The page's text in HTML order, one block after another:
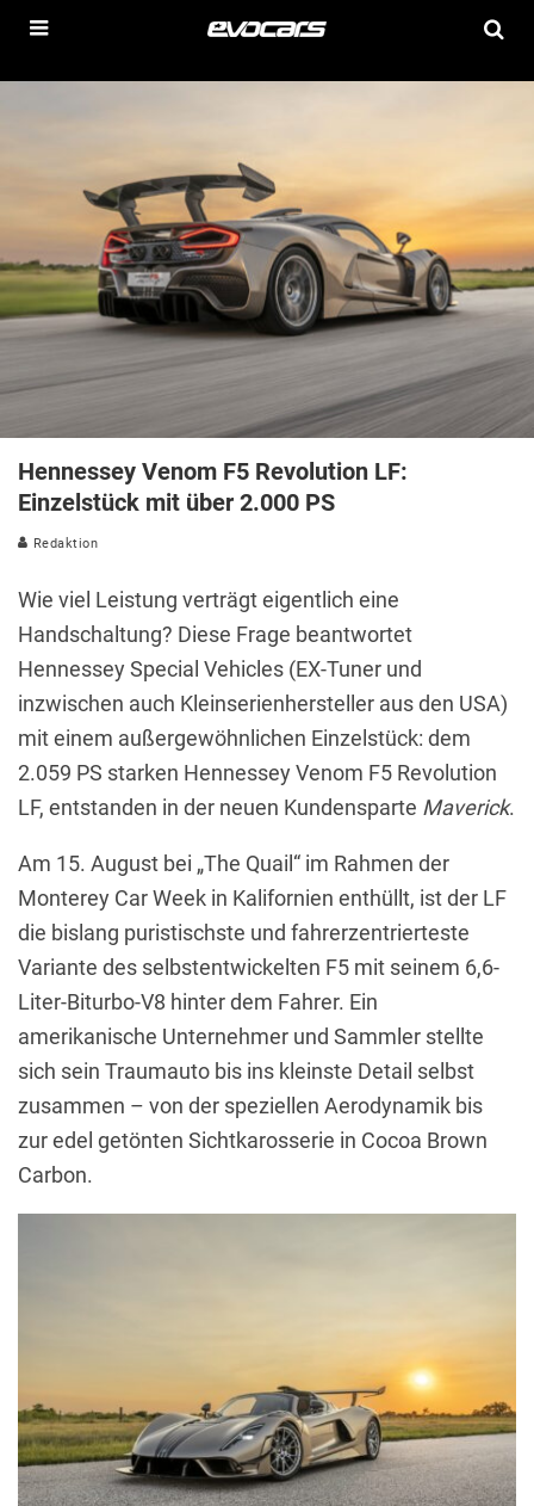
Hennessey Venom F5 Revolution LF:
Einzelstück mit über 2.000 PS
Redaktion
Wie viel Leistung verträgt eigentlich eine
Handschaltung? Diese Frage beantwortet
Hennessey Special Vehicles (EX-Tuner und
inzwischen auch Kleinserienhersteller aus den USA)
mit einem außergewöhnlichen Einzelstück: dem
2.059 PS starken Hennessey Venom F5 Revolution
LF, entstanden in der neuen Kundensparte Maverick.
Am 15. August bei „The Quail“ im Rahmen der
Monterey Car Week in Kalifornien enthüllt, ist der LF
die bislang puristischste und fahrerzentrierteste
Variante des selbstentwickelten F5 mit seinem 6,6-
Liter-Biturbo-V8 hinter dem Fahrer. Ein
amerikanische Unternehmer und Sammler stellte
sich sein Traumauto bis ins kleinste Detail selbst
zusammen – von der speziellen Aerodynamik bis
zur edel getönten Sichtkarosserie in Cocoa Brown
Carbon.